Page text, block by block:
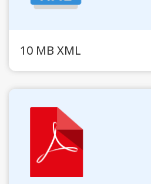
10 MB XML